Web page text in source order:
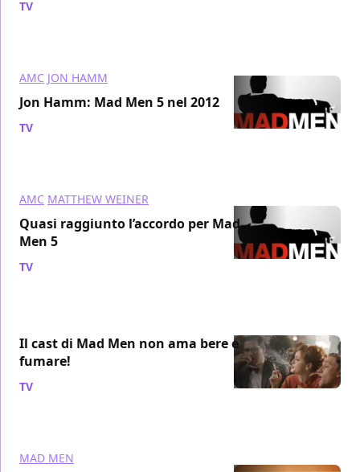
TV
AMC JON HAMM
Jon Hamm: Mad Men 5 nel 2012
TV
AMC MATTHEW WEINER
Quasi raggiunto l’accordo per Mad
Men 5
TV
Il cast di Mad Men non ama bere e
fumare!
TV
MAD MEN